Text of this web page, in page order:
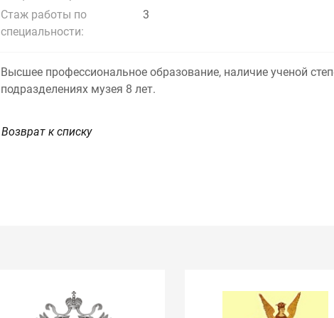
Стаж работы по
специальности:
3
Высшее профессиональное образование, наличие ученой
подразделениях музея 8 лет.
Возврат к списку